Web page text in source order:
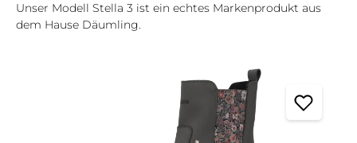
Unser Modell Stella 3 ist ein echtes Markenprodukt aus
dem Hause Däumling.